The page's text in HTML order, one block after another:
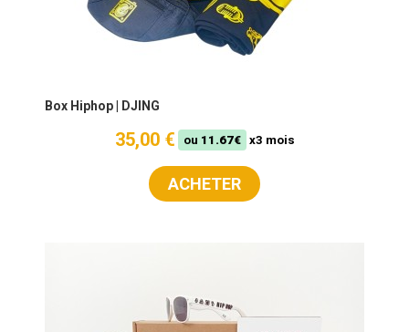
Box Hiphop | DJING
35,00 € ou 11.67€ x3 mois
ACHETER